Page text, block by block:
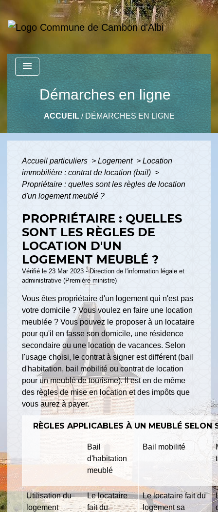
menu
Démarches en ligne
ACCUEIL/ DÉMARCHES EN LIGNE
Accueil particuliers > Logement > Location
immobilière : contrat de location (bail) >
Propriétaire : quelles sont les règles de location
d'un logement meublé ?
PROPRIÉTAIRE : QUELLES
SONT LES RÈGLES DE
LOCATION D'UN
LOGEMENT MEUBLÉ ?
Vérifié le 23 Mar 2023 - Direction de l'information légale et
administrative (Première ministre)
Vous êtes propriétaire d'un logement qui n'est pas
votre domicile ? Vous voulez en faire une location
meublée ? Vous pouvez le proposer à un locataire
pour qu'il en fasse son domicile, une résidence
secondaire ou une location de vacances. Selon
l'usage choisi, le contrat à signer est différent (bail
d'habitation, bail mobilité ou contrat de location
pour un meublé de tourisme). Il est en de même
des règles de mise en location et des impôts que
vous aurez à payer.
RÈGLES APPLICABLES À UN MEUBLÉ SELON
Bail
d'habitation
meublé
Bail mobilité
Utilisation du
logement
Le locataire
fait du
Le locataire fait du
logement sa